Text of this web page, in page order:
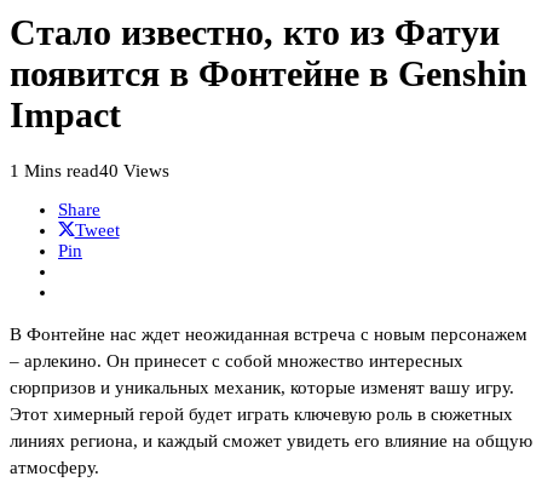
Стало известно, кто из Фатуи
появится в Фонтейне в Genshin
Impact
1 Mins read40 Views
Share
Tweet
Pin
В Фонтейне нас ждет неожиданная встреча с новым персонажем
– арлекино. Он принесет с собой множество интересных
сюрпризов и уникальных механик, которые изменят вашу игру.
Этот химерный герой будет играть ключевую роль в сюжетных
линиях региона, и каждый сможет увидеть его влияние на общую
атмосферу.